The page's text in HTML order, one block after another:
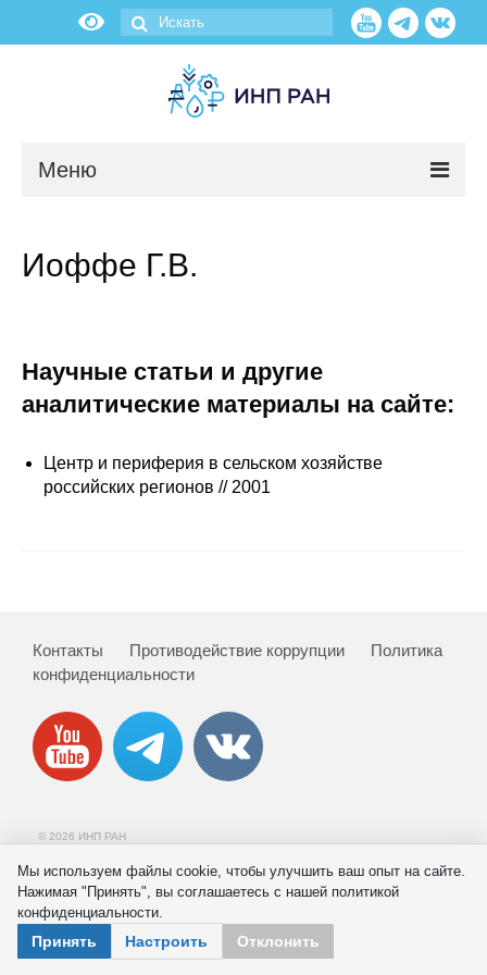
Меню
О нас
Научные подразделения
Сотрудники
Материалы для СМИ
Публикации
Научная жизнь
О журнале
Номера журналов
Иоффе Г.В.
Научные статьи и другие
аналитические материалы на сайте:
Центр и периферия в сельском хозяйстве
российских регионов // 2001
Контакты Противодействие коррупции
Политика
конфиденциальности
© 2026 ИНП РАН
Мы используем файлы cookie, чтобы улучшить ваш опыт на сайте.
Нажимая "Принять", вы соглашаетесь с нашей политикой
конфиденциальности.
Принять Настроить Отклонить